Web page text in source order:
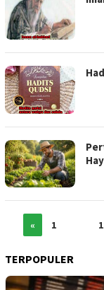
« 1
TERPOPULER